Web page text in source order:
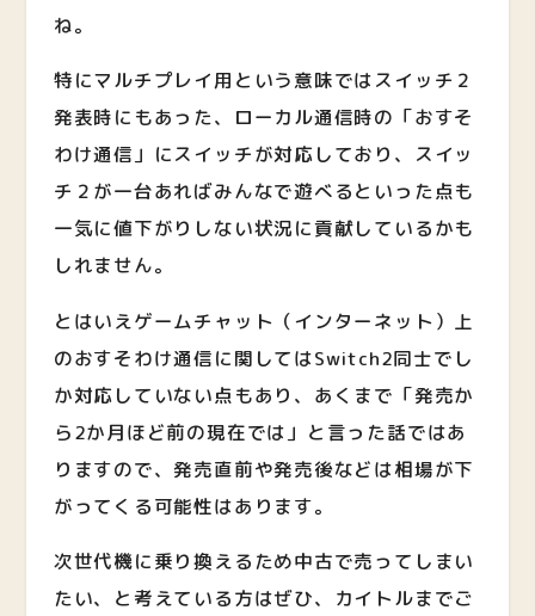
ね。
特にマルチプレイ用という意味ではスイッチ２
発表時にもあった、ローカル通信時の「おすそ
わけ通信」にスイッチが対応しており、スイッ
チ２が一台あればみんなで遊べるといった点も
一気に値下がりしない状況に貢献しているかも
しれません。
とはいえゲームチャット（インターネット）上
のおすそわけ通信に関してはSwitch2同士でし
か対応していない点もあり、あくまで「発売か
ら2か月ほど前の現在では」と言った話ではあ
りますので、発売直前や発売後などは相場が下
がってくる可能性はあります。
次世代機に乗り換えるため中古で売ってしまい
たい、と考えている方はぜひ、カイトルまでご